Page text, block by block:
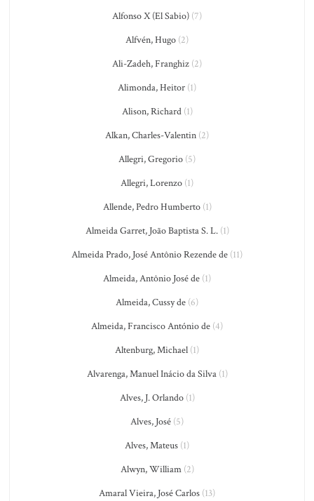
Alfonso X (El Sabio) (7)
Alfvén, Hugo (2)
Ali-Zadeh, Franghiz (2)
Alimonda, Heitor (1)
Alison, Richard(1)
Alkan, Charles-Valentin (2)
Allegri, Gregorio (5)
Allegri, Lorenzo (1)
Allende, Pedro Humberto(1)
Almeida Garret, João Baptista S. L.(1)
Almeida Prado, José Antônio Rezende de (11)
Almeida, Antônio José de (1)
Almeida, Cussy de (6)
Almeida, Francisco António de (4)
Altenburg, Michael (1)
Alvarenga, Manuel Inácio da Silva(1)
Alves, J. Orlando(1)
Alves, José (5)
Alves, Mateus (1)
Alwyn, William(2)
Amaral Vieira, José Carlos (13)